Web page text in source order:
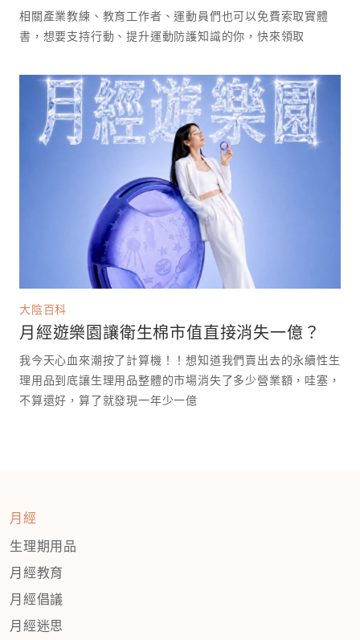
相關產業教練、教育工作者、運動員們也可以免費索取實體
書，想要支持行動、提升運動防護知識的你，快來領取
大陰百科
月經遊樂園讓衛生棉市值直接消失一億？
我今天心血來潮按了計算機！！想知道我們賣出去的永續性生
理用品到底讓生理用品整體的市場消失了多少營業額，哇塞，
不算還好，算了就發現一年少一億￼￼
月經
生理期用品
月經教育
月經倡議
月經迷思